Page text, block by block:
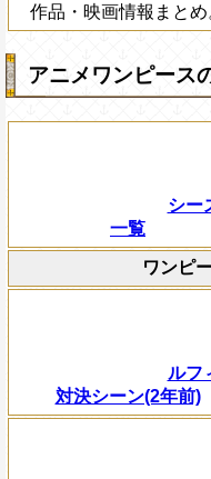
作品・映画情報まとめ
アニメワンピース
シー
一覧
ワンピ
ルフ
対決シーン(2年前)